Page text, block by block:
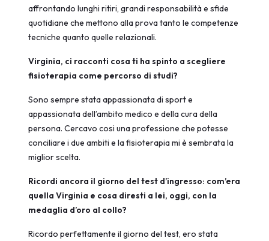
affrontando lunghi ritiri, grandi responsabilità e sfide
quotidiane che mettono alla prova tanto le competenze
tecniche quanto quelle relazionali.
Virginia, ci racconti cosa ti ha spinto a scegliere
fisioterapia come percorso di studi?
Sono sempre stata appassionata di sport e
appassionata dell’ambito medico e della cura della
persona. Cercavo cosi una professione che potesse
conciliare i due ambiti e la fisioterapia mi è sembrata la
miglior scelta.
Ricordi ancora il giorno del test d’ingresso: com’era
quella Virginia e cosa diresti a lei, oggi, con la
medaglia d’oro al collo?
Ricordo perfettamente il giorno del test, ero stata